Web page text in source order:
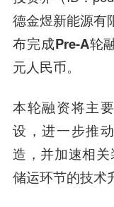
德金煜新能源有
布完成Pre-A轮
元人民币。
本轮融资将主
设，进一步推
造，并加速相
储运环节的技术